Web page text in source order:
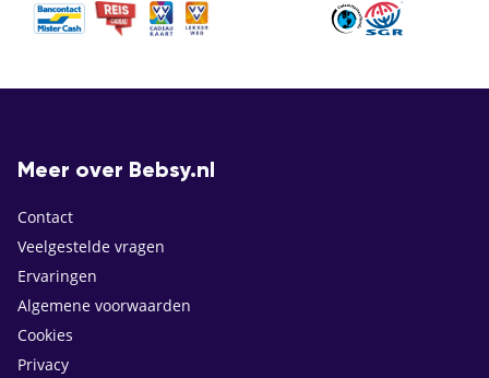
Meer over Bebsy.nl
Contact
Veelgestelde vragen
Ervaringen
Algemene voorwaarden
Cookies
Privacy